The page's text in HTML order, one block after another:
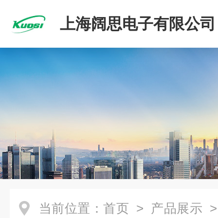
上海阔思电子有限公司
当前位置： 首页 > 产品展示